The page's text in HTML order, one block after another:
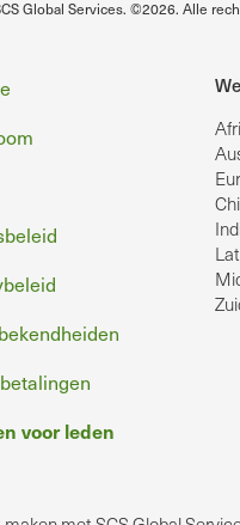
Global Services. ©2026. Alle
voor leden